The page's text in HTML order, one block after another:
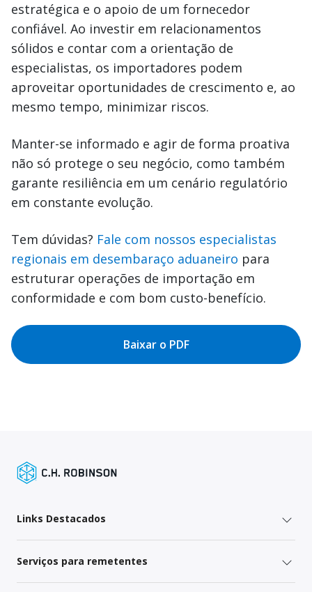
estratégica e o apoio de um fornecedor
confiável. Ao investir em relacionamentos
sólidos e contar com a orientação de
especialistas, os importadores podem
aproveitar oportunidades de crescimento e, ao
mesmo tempo, minimizar riscos.
Manter-se informado e agir de forma proativa
não só protege o seu negócio, como também
garante resiliência em um cenário regulatório
em constante evolução.
Tem dúvidas? Fale com nossos especialistas
regionais em desembaraço aduaneiro para
estruturar operações de importação em
conformidade e com bom custo-benefício.
Baixar o PDF
Links Destacados
Serviços para remetentes